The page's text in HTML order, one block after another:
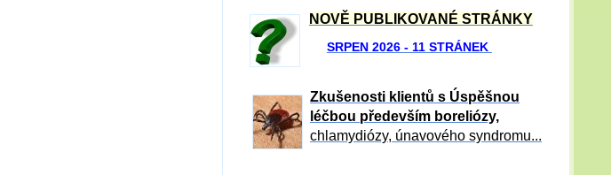
NOVĚ PUBLIKOVANÉ STRÁNKY
SRPEN 2026 - 11 STRÁNEK
Zkušenosti klientů s Úspěšnou
léčbou především boreliózy,
chlamydiózy, únavového syndromu...